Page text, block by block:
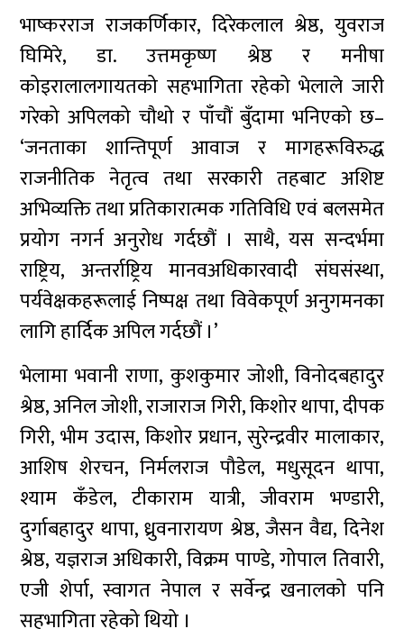
भाष्करराज राजकर्णिकार, दिरेकलाल श्रेष्ठ, युवराज
घिमिरे, डा. उत्तमकृष्ण श्रेष्ठ र मनीषा
कोइरालालगायतको सहभागिता रहेको भेलाले जारी
गरेको अपिलको चौथो र पाँचौं बुँदामा भनिएको छ–
‘जनताका शान्तिपूर्ण आवाज र मागहरूविरुद्ध
राजनीतिक नेतृत्व तथा सरकारी तहबाट अशिष्ट
अभिव्यक्ति तथा प्रतिकारात्मक गतिविधि एवं बलसमेत
प्रयोग नगर्न अनुरोध गर्दछौं । साथै, यस सन्दर्भमा
राष्ट्रिय, अन्तर्राष्ट्रिय मानवअधिकारवादी संघसंस्था,
पर्यवेक्षकहरूलाई निष्पक्ष तथा विवेकपूर्ण अनुगमनका
लागि हार्दिक अपिल गर्दछौं ।’
भेलामा भवानी राणा, कुशकुमार जोशी, विनोदबहादुर
श्रेष्ठ, अनिल जोशी, राजाराज गिरी, किशोर थापा, दीपक
गिरी, भीम उदास, किशोर प्रधान, सुरेन्द्रवीर मालाकार,
आशिष शेरचन, निर्मलराज पौडेल, मधुसूदन थापा,
श्याम कँडेल, टीकाराम यात्री, जीवराम भण्डारी,
दुर्गाबहादुर थापा, ध्रुवनारायण श्रेष्ठ, जैसन वैद्य, दिनेश
श्रेष्ठ, यज्ञराज अधिकारी, विक्रम पाण्डे, गोपाल तिवारी,
एजी शेर्पा, स्वागत नेपाल र सर्वेन्द्र खनालको पनि
सहभागिता रहेको थियो ।